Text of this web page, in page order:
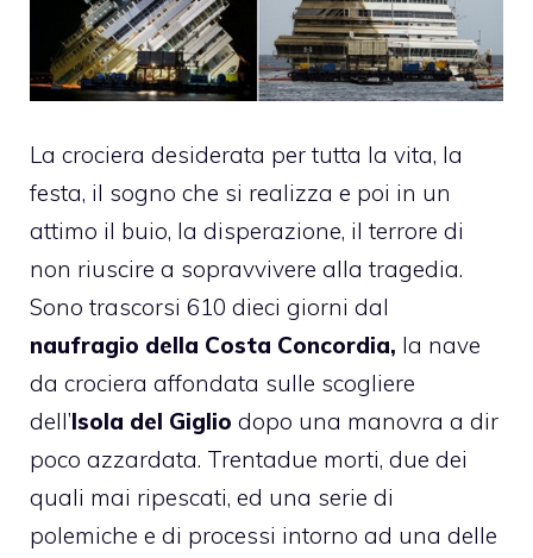
La crociera desiderata per tutta la vita, la
festa, il sogno che si realizza e poi in un
attimo il buio, la disperazione, il terrore di
non riuscire a sopravvivere alla tragedia.
Sono trascorsi 610 dieci giorni dal
naufragio della Costa Concordia, la nave
da crociera affondata sulle scogliere
dell’Isola del Giglio dopo una manovra a dir
poco azzardata. Trentadue morti, due dei
quali mai ripescati, ed una serie di
polemiche e di processi intorno ad una delle